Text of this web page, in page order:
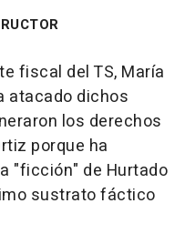
fiscal del TS, María
atacado dichos
los derechos
porque ha
"ficción" de Hurtado
sustrato fáctico